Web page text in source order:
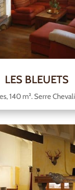
LES BLEUETS
140 m². Serre